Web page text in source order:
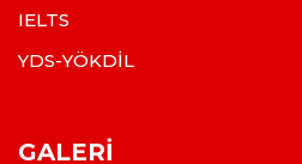
IELTS
YDS-YÖKDİL
GALERI